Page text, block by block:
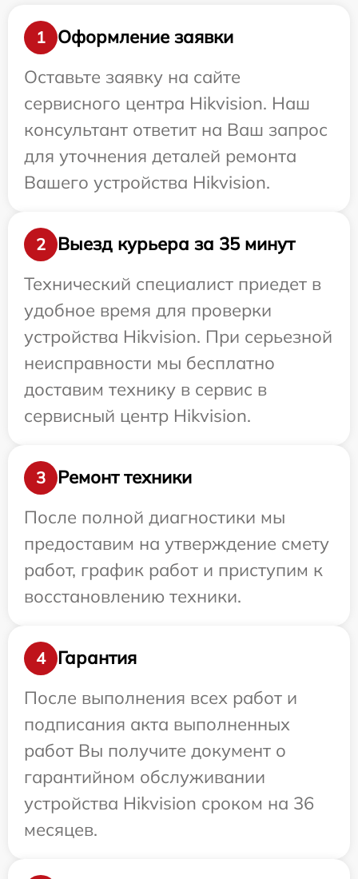
1
Оформление заявки
Оставьте заявку на сайте
сервисного центра Hikvision. Наш
консультант ответит на Ваш запрос
для уточнения деталей ремонта
Вашего устройства Hikvision.
2
Выезд курьера за 35 минут
Технический специалист приедет в
удобное время для проверки
устройства Hikvision. При серьезной
неисправности мы бесплатно
доставим технику в сервис в
сервисный центр Hikvision.
3
Ремонт техники
После полной диагностики мы
предоставим на утверждение смету
работ, график работ и приступим к
восстановлению техники.
4
Гарантия
После выполнения всех работ и
подписания акта выполненных
работ Вы получите документ о
гарантийном обслуживании
устройства Hikvision сроком на 36
месяцев.